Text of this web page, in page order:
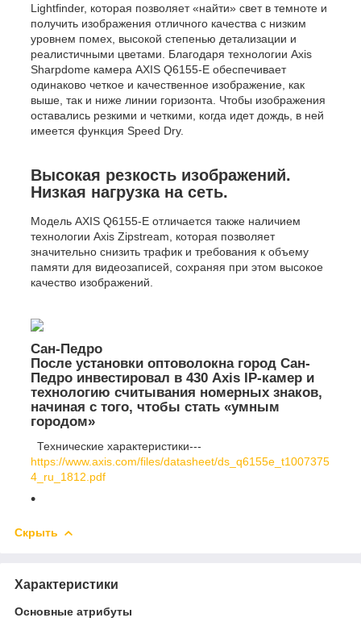
Lightfinder, которая позволяет «найти» свет в темноте и
получить изображения отличного качества с низким
уровнем помех, высокой степенью детализации и
реалистичными цветами. Благодаря технологии Axis
Sharpdome камера AXIS Q6155-E обеспечивает
одинаково четкое и качественное изображение, как
выше, так и ниже линии горизонта. Чтобы изображения
оставались резкими и четкими, когда идет дождь, в ней
имеется функция Speed Dry.
Высокая резкость изображений.
Низкая нагрузка на сеть.
Модель AXIS Q6155-E отличается также наличием
технологии Axis Zipstream, которая позволяет
значительно снизить трафик и требования к объему
памяти для видеозаписей, сохраняя при этом высокое
качество изображений.
Сан-Педро
После установки оптоволокна город Сан-
Педро инвестировал в 430 Axis IP-камер и
технологию считывания номерных знаков,
начиная с того, чтобы стать «умным
городом»
Технические характеристики---
https://www.axis.com/files/datasheet/ds_q6155e_t1007375
4_ru_1812.pdf
Скрыть
Характеристики
Основные атрибуты